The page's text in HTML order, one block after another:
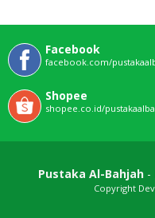
Facebook
facebook.com/
Shopee
shopee.co.id/
Pustaka Al-Bahjah -
Copyright